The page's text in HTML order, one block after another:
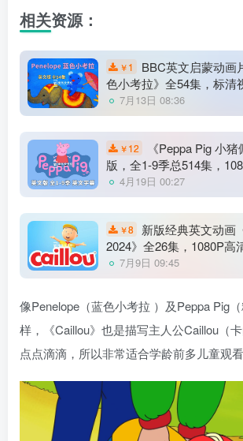
相关资源：
￥ 1
BBC英文启蒙动画
色小考拉》全54集，标清
幕，百度网盘下载！
7月13日 08:36
￥ 12
《Peppa Pig 小
版，全1-9季总514集，
英文字幕，带配套音频
载！
4月19日 00:27
￥8
新版经典英文动画
2024》全26集，1080P高
幕，百度网盘下载！
7月9日 09:45
像Penelope（蓝色小考拉 ）及Peppa Pig
样，《Caillou》也是描写主人公Caillou（
点点滴滴，所以非常适合学龄前多儿童观看